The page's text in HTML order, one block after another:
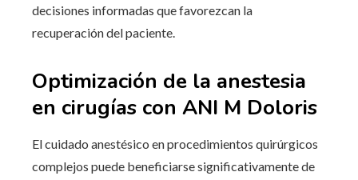
decisiones informadas que favorezcan la
recuperación del paciente.
Optimización de la anestesia
en cirugías con ANI M Doloris
El cuidado anestésico en procedimientos quirúrgicos
complejos puede beneficiarse significativamente de